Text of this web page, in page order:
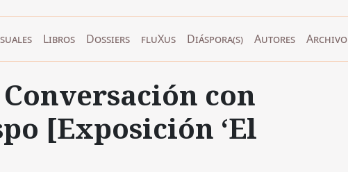
Libros Dossiers fluXus Diáspora(s) Autores Archivo
con
[Exposición ‘El